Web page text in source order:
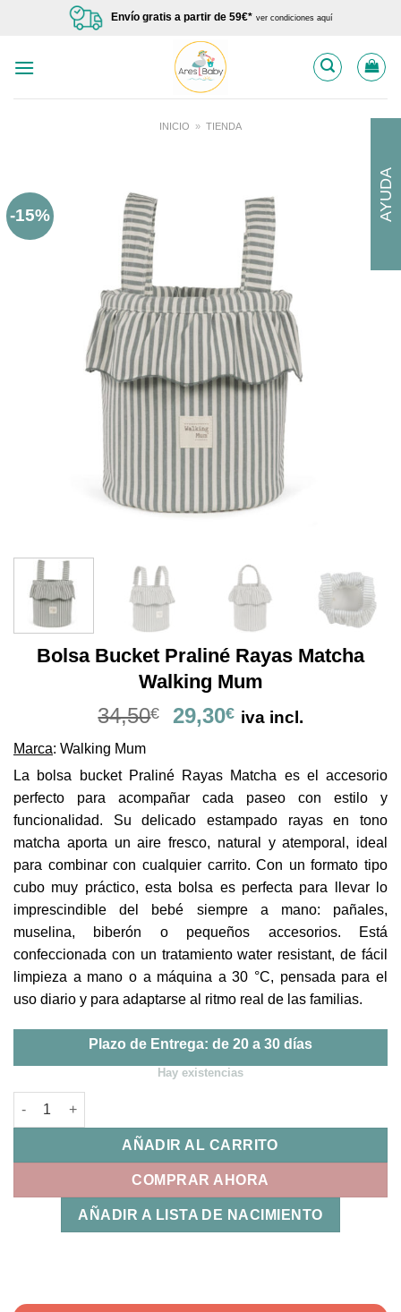
Envío gratis a partir de 59€* ver condiciones aquí
INICIO » TIENDA
-15%
Bolsa Bucket Praliné Rayas Matcha
Walking Mum
34,50€
El
era:
34,50€.
29,30€El
es:
29,30€.
iva incl.
Marca: Walking Mum
La bolsa bucket Praliné Rayas Matcha es el accesorio
perfecto para acompañar cada paseo con estilo y
funcionalidad. Su delicado estampado rayas en tono
matcha aporta un aire fresco, natural y atemporal, ideal
para combinar con cualquier carrito. Con un formato tipo
cubo muy práctico, esta bolsa es perfecta para llevar lo
imprescindible del bebé siempre a mano: pañales,
muselina, biberón o pequeños accesorios. Está
confeccionada con un tratamiento water resistant, de fácil
limpieza a mano o a máquina a 30 °C, pensada para el
uso diario y para adaptarse al ritmo real de las familias.
Plazo de Entrega: de 20 a 30 días
Hay existencias
Bolsa Bucket Praliné Rayas Matcha Walking Mum cantidad
AÑADIR AL CARRITO
COMPRAR AHORA
AÑADIR A LISTA DE NACIMIENTO
AYUDA